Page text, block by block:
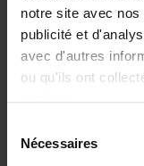
notre site avec
publicité et
avec d'autres
ou qu'ils ont
Nécessaires